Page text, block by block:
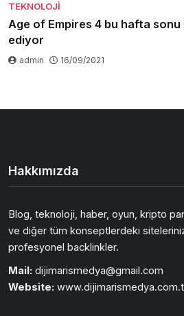
TEKNOLOJI
Age of Empires 4 bu hafta
ediyor
admin 16/09/2021
Hakkımızda
Blog, teknoloji, haber, oyun, kripto
ve diğer tüm konseptlerdeki siteleriniz
profesyonel backlinkler.
Mail: dijimarismedya@gmail.com
Website: